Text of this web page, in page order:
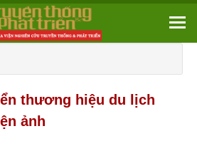
thương hiệu du lịch
ảnh